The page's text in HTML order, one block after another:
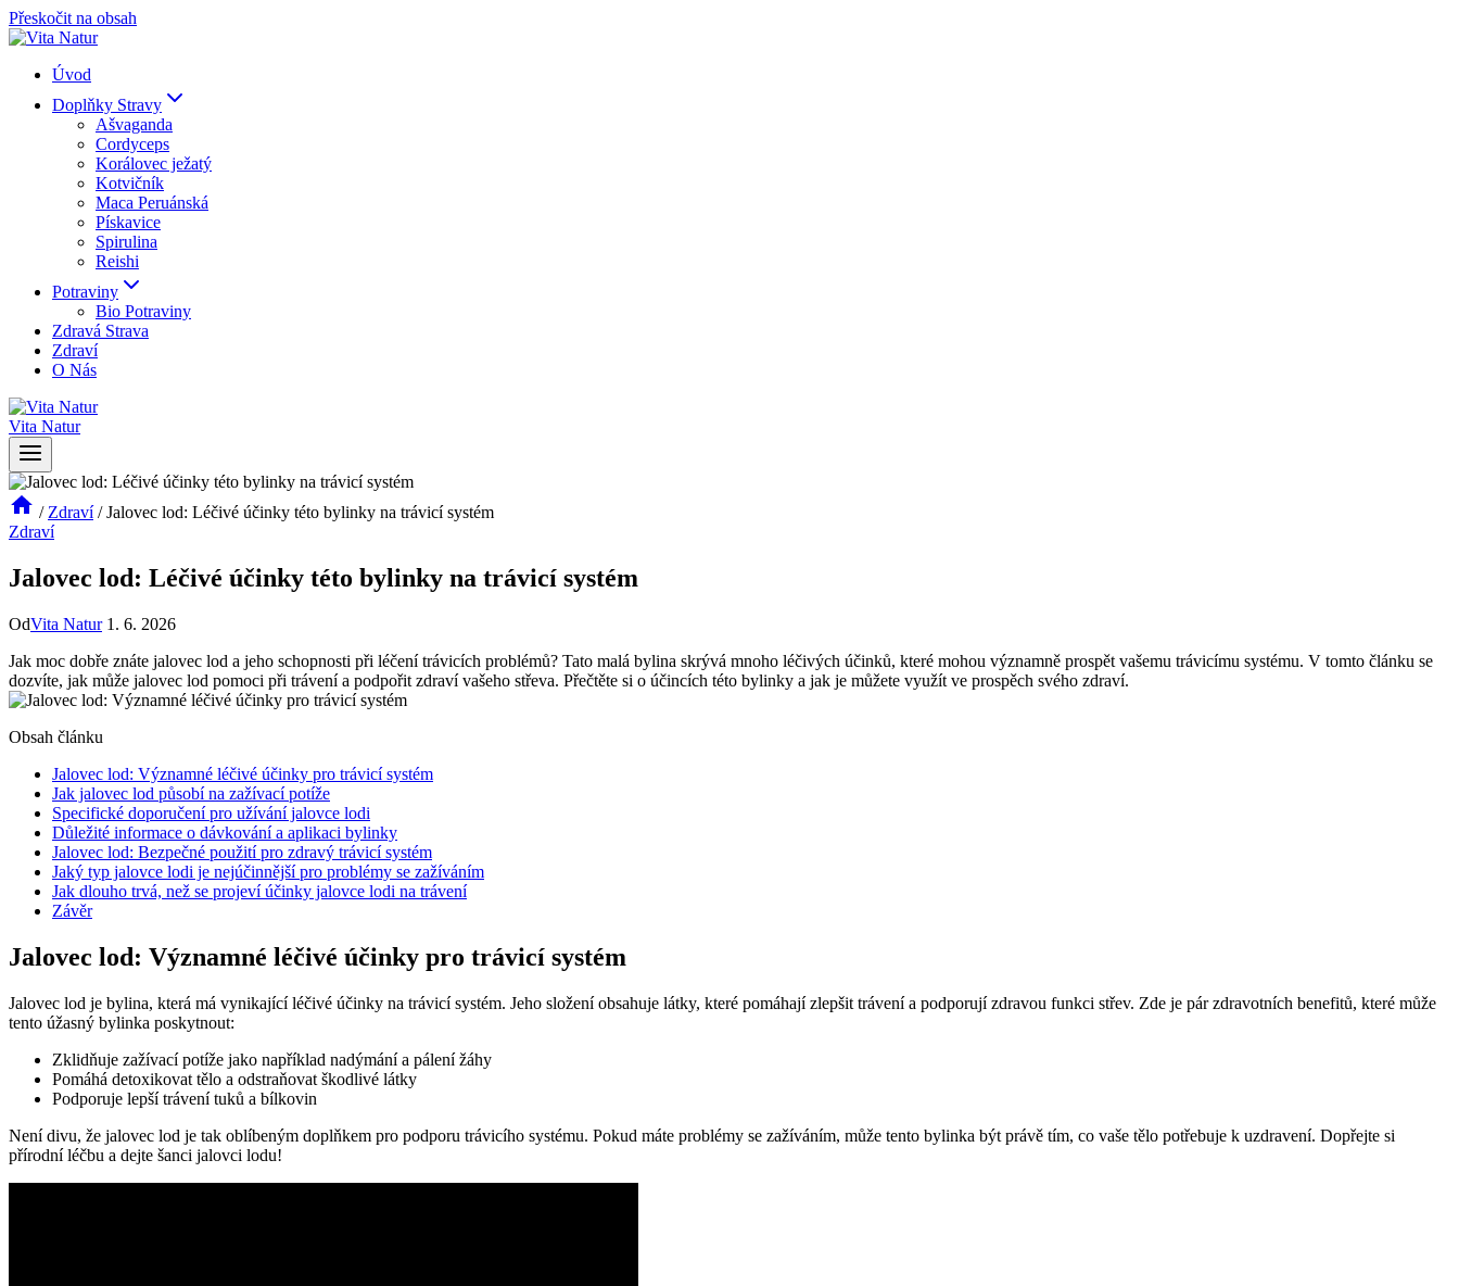
Přeskočit na obsah
Úvod
Doplňky Stravy
Ašvaganda
Cordyceps
Korálovec ježatý
Kotvičník
Maca Peruánská
Pískavice
Spirulina
Reishi
Potraviny
Bio Potraviny
Zdravá Strava
Zdraví
O Nás
Vita Natur
/ Zdraví / Jalovec lod: Léčivé účinky této bylinky na trávicí systém
Zdraví
Jalovec lod: Léčivé účinky této bylinky na trávicí systém
OdVita Natur 1. 6. 2026
Jak moc dobře znáte jalovec lod a jeho schopnosti při léčení trávicích problémů? Tato malá bylina skrývá mnoho léčivých účinků, které mohou významně prospět vašemu trávicímu systému. V tomto článku se
dozvíte, jak může jalovec lod pomoci při trávení a podpořit zdraví vašeho střeva. Přečtěte si o účincích této bylinky a jak je můžete využít ve prospěch svého zdraví.
Obsah článku
Jalovec lod: Významné léčivé účinky pro trávicí systém
Jak jalovec lod působí na zažívací potíže
Specifické doporučení pro užívání jalovce lodi
Důležité informace o dávkování a aplikaci bylinky
Jalovec lod: Bezpečné použití pro zdravý trávicí systém
Jaký typ jalovce lodi je nejúčinnější pro problémy se zažíváním
Jak dlouho trvá, než se projeví účinky jalovce lodi na trávení
Závěr
Jalovec lod: Významné léčivé účinky pro trávicí systém
Jalovec lod je bylina, která má vynikající léčivé účinky na trávicí systém. Jeho složení obsahuje látky, které pomáhají zlepšit trávení a podporují zdravou funkci střev. Zde je pár zdravotních benefitů, které může
tento úžasný bylinka poskytnout:
Zklidňuje zažívací potíže jako například nadýmání a pálení žáhy
Pomáhá detoxikovat tělo a odstraňovat škodlivé látky
Podporuje lepší trávení tuků a bílkovin
Není divu, že jalovec lod je tak oblíbeným doplňkem pro podporu trávicího systému. Pokud máte problémy se zažíváním, může tento bylinka být právě tím, co vaše tělo potřebuje k uzdravení. Dopřejte si
přírodní léčbu a dejte šanci jalovci lodu!